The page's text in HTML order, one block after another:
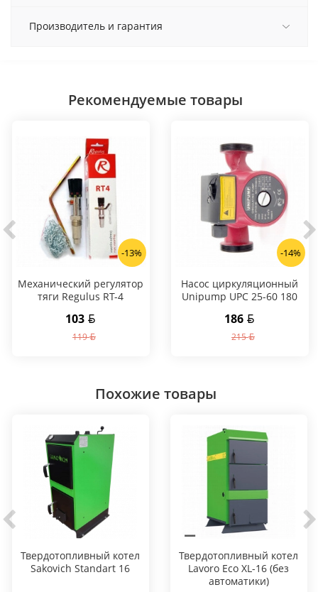
Производитель и гарантия
Рекомендуемые товары
-13%
Механический регулятор
тяги Regulus RT-4
103
119
-14%
Насос циркуляционный
Unipump UPC 25-60 180
186
215
Похожие товары
Твердотопливный котел
Sakovich Standart 16
Твердотопливный котел
Lavoro Eco XL-16 (без
автоматики)